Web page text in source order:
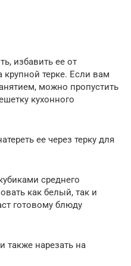
избавить ее от
крупной терке. Если вам
можно пропустить
кухонного
ее через терку для
среднего
как белый, так и
готовому блюду
также нарезать на